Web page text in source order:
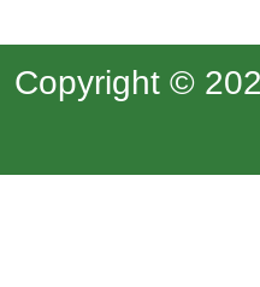
Copyright ©